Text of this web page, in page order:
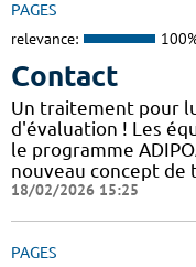
PAGES
relevance:
Contact
Un traitement pour
d'évaluation ! Les
le programme
nouveau concept
18/02/2026 15:25
PAGES